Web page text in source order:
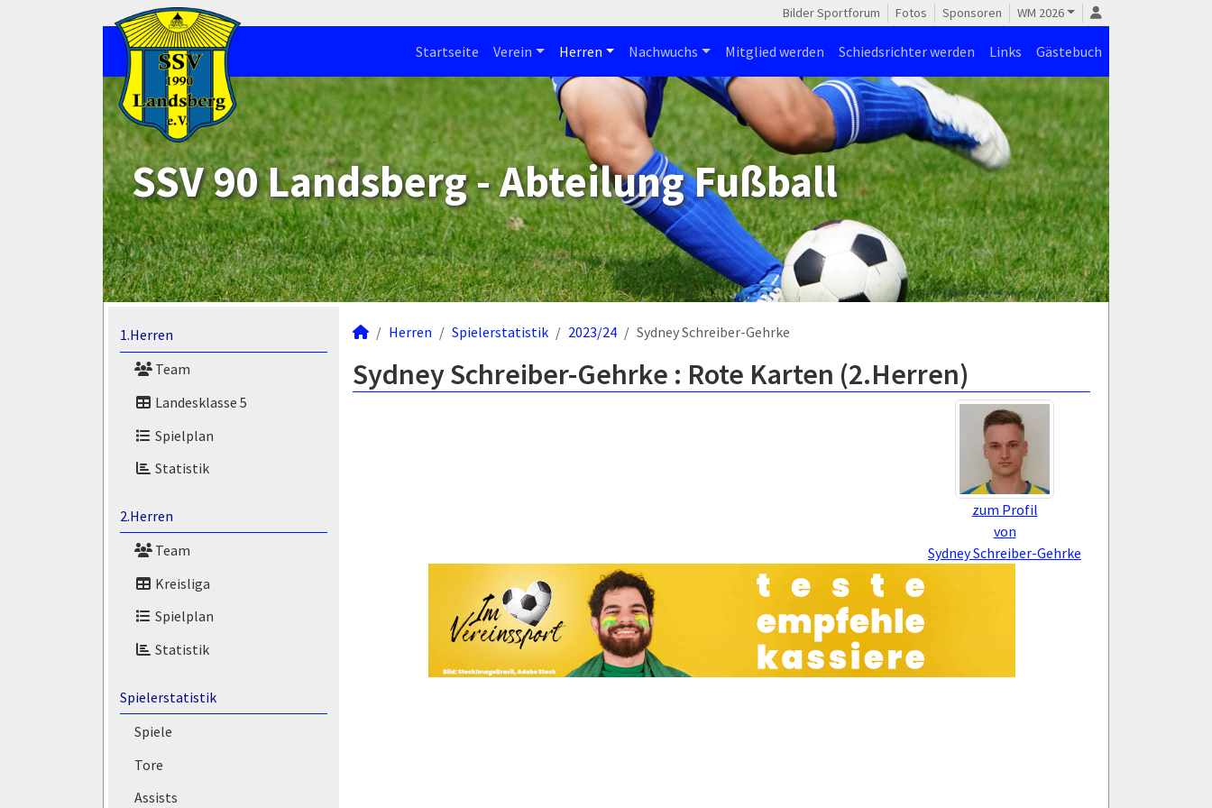
Bilder Sportforum Fotos Sponsoren WM 2026
Startseite Verein Herren Nachwuchs Mitglied werden Schiedsrichter werden Links Gästebuch
SSV 90 Landsberg - Abteilung Fußball
1.Herren
Team
Landesklasse 5
Spielplan
Statistik
2.Herren
Team
Kreisliga
Spielplan
Statistik
Spielerstatistik
Spiele
Tore
Assists
Herren Spielerstatistik 2023/24 Sydney Schreiber-Gehrke
Sydney Schreiber-Gehrke : Rote Karten (2.Herren)
zum Profil
von
Sydney Schreiber-Gehrke